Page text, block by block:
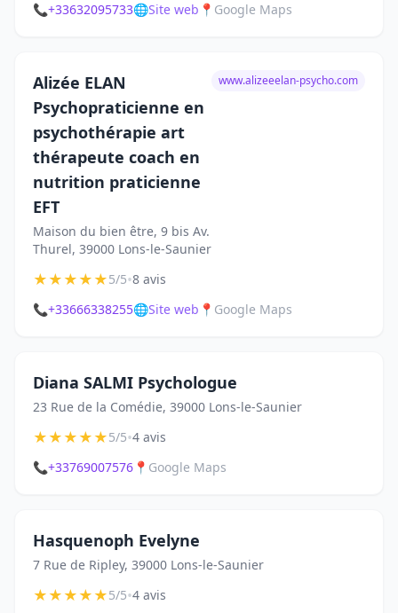
📞+33632095733🌐Site web 📍 Google Maps
Alizée ELAN
Psychopraticienne en
psychothérapie art
thérapeute coach en
nutrition praticienne
EFT
Maison du bien être, 9 bis Av.
Thurel, 39000 Lons-le-Saunier
www.alizeeelan-psycho.com
★★★★★5/5•8 avis
📞+33666338255🌐Site web 📍 Google Maps
Diana SALMI Psychologue
23 Rue de la Comédie, 39000 Lons-le-Saunier
★★★★★5/5•4 avis
📞+33769007576 📍 Google Maps
Hasquenoph Evelyne
7 Rue de Ripley, 39000 Lons-le-Saunier
★★★★★5/5•4 avis